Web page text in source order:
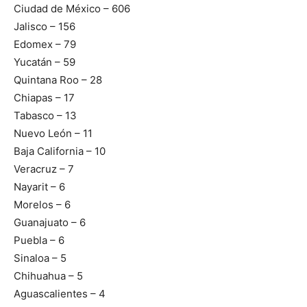
Ciudad de México – 606
Jalisco – 156
Edomex – 79
Yucatán – 59
Quintana Roo – 28
Chiapas – 17
Tabasco – 13
Nuevo León – 11
Baja California – 10
Veracruz – 7
Nayarit – 6
Morelos – 6
Guanajuato – 6
Puebla – 6
Sinaloa – 5
Chihuahua – 5
Aguascalientes – 4